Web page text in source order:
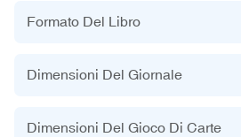
Formato Del Libro
Dimensioni Del Giornale
Dimensioni Del Gioco Di Carte